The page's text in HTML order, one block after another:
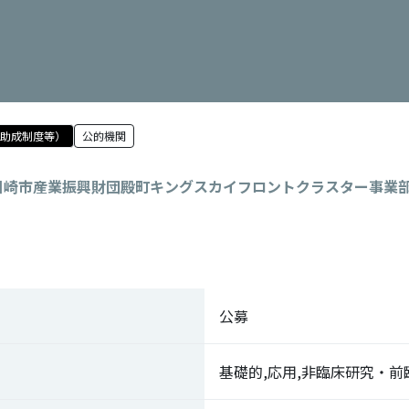
成制度等） 公的機関
市産業振興財団殿町キングスカイフロントクラスター事業
公募
基礎的,応用,非臨床研究・前